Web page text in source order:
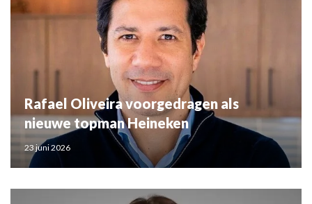
Rafael Oliveira voorgedragen als
nieuwe topman Heineken
23 juni 2026